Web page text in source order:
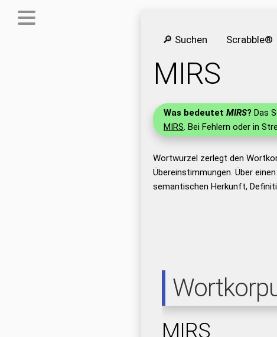
🔎 Suchen Scrabble®
MIRS
Was bedeutet MIRS? Das
MIRS. Bei Fehlern oder in
Wortwurzel zerlegt den
Übereinstimmungen. Über
semantischen Herkunft,
MIRS